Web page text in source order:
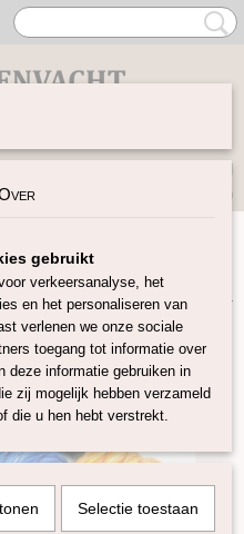
(0)
Tussah zijde Merino mix
lontwol Mix
gebruikt
verkeersanalyse, het
en het personaliseren van
verlenen we onze sociale
toegang tot informatie over
deze informatie gebruiken in
zij mogelijk hebben verzameld
die u hen hebt verstrekt.
Selectie toestaan